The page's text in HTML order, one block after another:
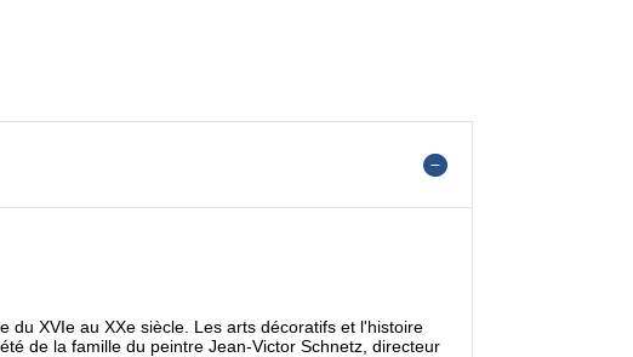
XVIe au XXe siècle. Les arts décoratifs et l'histoire
de la famille du peintre Jean-Victor Schnetz, directeur